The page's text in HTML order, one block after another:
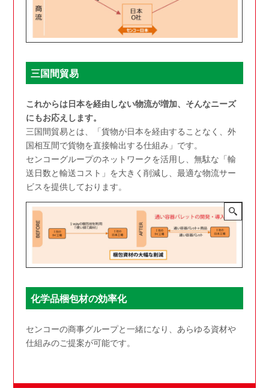
三国間貿易
これからは日本を経由しない物流が増加、そんなニーズ
にもお応えします。
三国間貿易とは、「貨物が日本を経由することなく、外
国相互間で貨物を直接輸出する仕組み」です。
センコーグループのネットワークを活用し、無駄な「輸
送日数と輸送コスト」を大きく削減し、最適な物流サー
ビスを提供しております。
化学品梱包材の効率化
センコーの商事グループと一緒になり、あらゆる資材や
仕組みのご提案が可能です。